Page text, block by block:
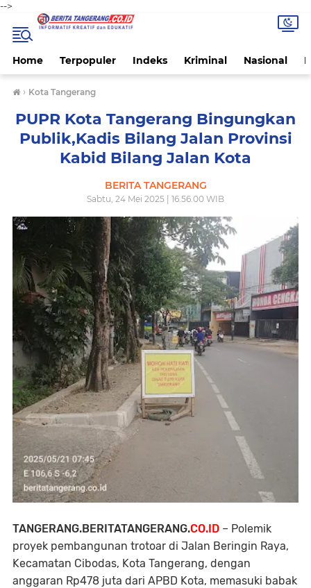
-->
Home Terpopuler Indeks Kriminal Nasional
› Kota Tangerang
PUPR Kota Tangerang Bingungkan
Publik,Kadis Bilang Jalan Provinsi
Kabid Bilang Jalan Kota
BERITA TANGERANG
Sabtu, 24 Mei 2025 | 16.56.00 WIB
TANGERANG.BERITATANGERANG.CO.ID – Polemik
proyek pembangunan trotoar di Jalan Beringin Raya,
Kecamatan Cibodas, Kota Tangerang, dengan
anggaran Rp478 juta dari APBD Kota, memasuki babak